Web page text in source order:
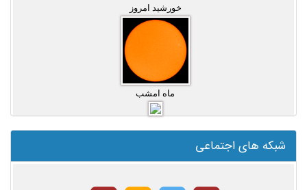
خورشید امروز
ماه امشب
شبکه های اجتماعی